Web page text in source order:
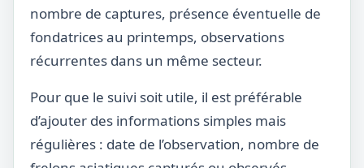
nombre de captures, présence éventuelle de
fondatrices au printemps, observations
récurrentes dans un même secteur.
Pour que le suivi soit utile, il est préférable
d’ajouter des informations simples mais
régulières : date de l’observation, nombre de